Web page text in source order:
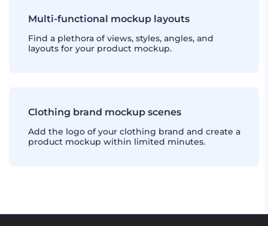
Multi-functional mockup layouts
Find a plethora of views, styles, angles, and
layouts for your product mockup.
Clothing brand mockup scenes
Add the logo of your clothing brand and create a
product mockup within limited minutes.